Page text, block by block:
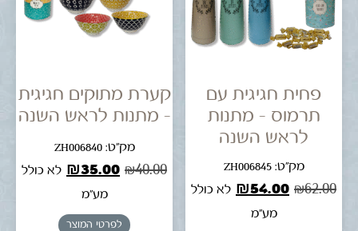
פחית חגיגית עם
תרמוס – מתנות
לראש השנה
מק"ט: ZH006845
₪62.00
₪54.00
לא כולל
מע"מ
קערת מתוקים חגיגית
– מתנות לראש השנה
מק"ט: ZH006840
₪40.00
₪35.00
לא כולל
מע"מ
לפרטי המוצר